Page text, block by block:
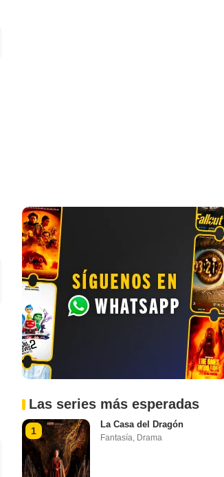
Las series más esperadas
1
La Casa del Dragón
Fantasía, Drama